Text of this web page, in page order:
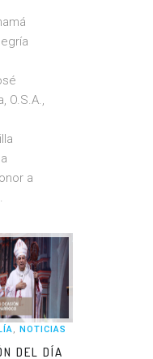
O.S.A.,
a
, NOTICIAS
DEL DÍA